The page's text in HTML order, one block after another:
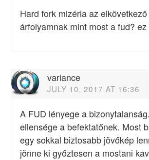
Hard fork mizéria az
árfolyamnak mint most a fud?
variance
JULY 10, 2017 AT 16:36
A FUD lényege a
ellensége a befektatőnek. Most
egy sokkal biztosabb jövőkép
jönne ki győztesen a mostani